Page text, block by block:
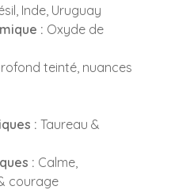
Inde, Uruguay
: Oxyde de
teinté, nuances
: Taureau &
: Calme,
courage